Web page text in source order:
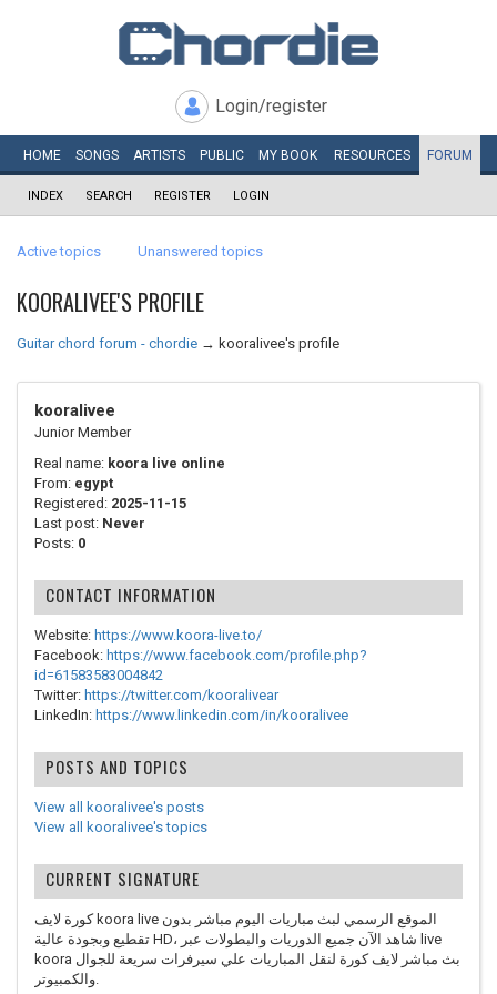
Login/register
HOME SONGS ARTISTS PUBLIC MY BOOK RESOURCES FORUM
INDEX SEARCH REGISTER LOGIN
Active topics Unanswered topics
KOORALIVEE'S PROFILE
Guitar chord forum - chordie → kooralivee's profile
kooralivee
Junior Member
Real name: koora live online
From: egypt
Registered: 2025-11-15
Last post: Never
Posts: 0
CONTACT INFORMATION
Website: https://www.koora-live.to/
Facebook: https://www.facebook.com/profile.php?
id=61583583004842
Twitter: https://twitter.com/kooralivear
LinkedIn: https://www.linkedin.com/in/kooralivee
POSTS AND TOPICS
View all kooralivee's posts
View all kooralivee's topics
CURRENT SIGNATURE
كورة لايف koora live الموقع الرسمي لبث مباريات اليوم مباشر بدون
تقطيع وبجودة عالية HD، شاهد الآن جميع الدوريات والبطولات عبر live
koora بث مباشر لايف كورة لنقل المباريات علي سيرفرات سريعة للجوال
والكمبيوتر.